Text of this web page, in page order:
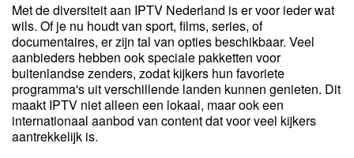
Met de diversiteit aan IPTV Nederland is er voor ieder wat
wils. Of je nu houdt van sport, films, series, of
documentaires, er zijn tal van opties beschikbaar. Veel
aanbieders hebben ook speciale pakketten voor
buitenlandse zenders, zodat kijkers hun favoriete
programma's uit verschillende landen kunnen genieten. Dit
maakt IPTV niet alleen een lokaal, maar ook een
internationaal aanbod van content dat voor veel kijkers
aantrekkelijk is.